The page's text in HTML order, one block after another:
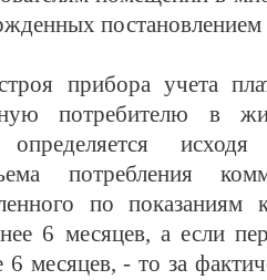
постановлением
прибора учета
потребителю в
исходя
потребления
по показаниям
6 месяцев, а если
6 месяцев, - то за